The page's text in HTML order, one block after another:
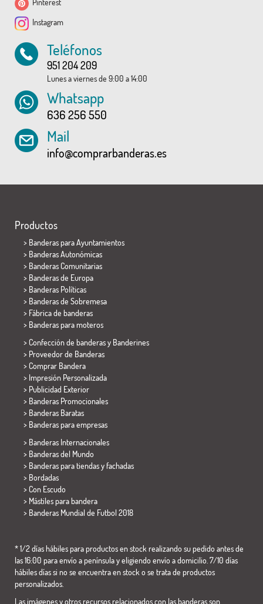
Instagram
Teléfonos
951 204 209
Lunes a viernes de 9:00 a 14:00
Whatsapp
636 256 550
Mail
info@comprarbanderas.es
Productos
> Banderas para Ayuntamientos
> Banderas Autonómicas
> Banderas Comunitarias
> Banderas de Europa
> Banderas Políticas
> Banderas de Sobremesa
> Fábrica de banderas
> Banderas para moteros
> Confección de banderas y Banderines
> Proveedor de Banderas
> Comprar Bandera
> Impresión Personalizada
> Publicidad Exterior
> Banderas Promocionales
> Banderas Baratas
> Banderas para empresas
> Banderas Internacionales
> Banderas del Mundo
> Banderas para tiendas y fachadas
> Bordadas
> Con Escudo
> Mástiles para bandera
> Banderas Mundial de Futbol 2018
* 1/2 días hábiles para productos en stock realizando su pedido antes de
las 16:00 para envío a península y eligiendo envío a domicilio. 7/10 días
hábiles días si no se encuentra en stock o se trata de productos
personalizados.
Las imágenes y otros recursos relacionados con las banderas son